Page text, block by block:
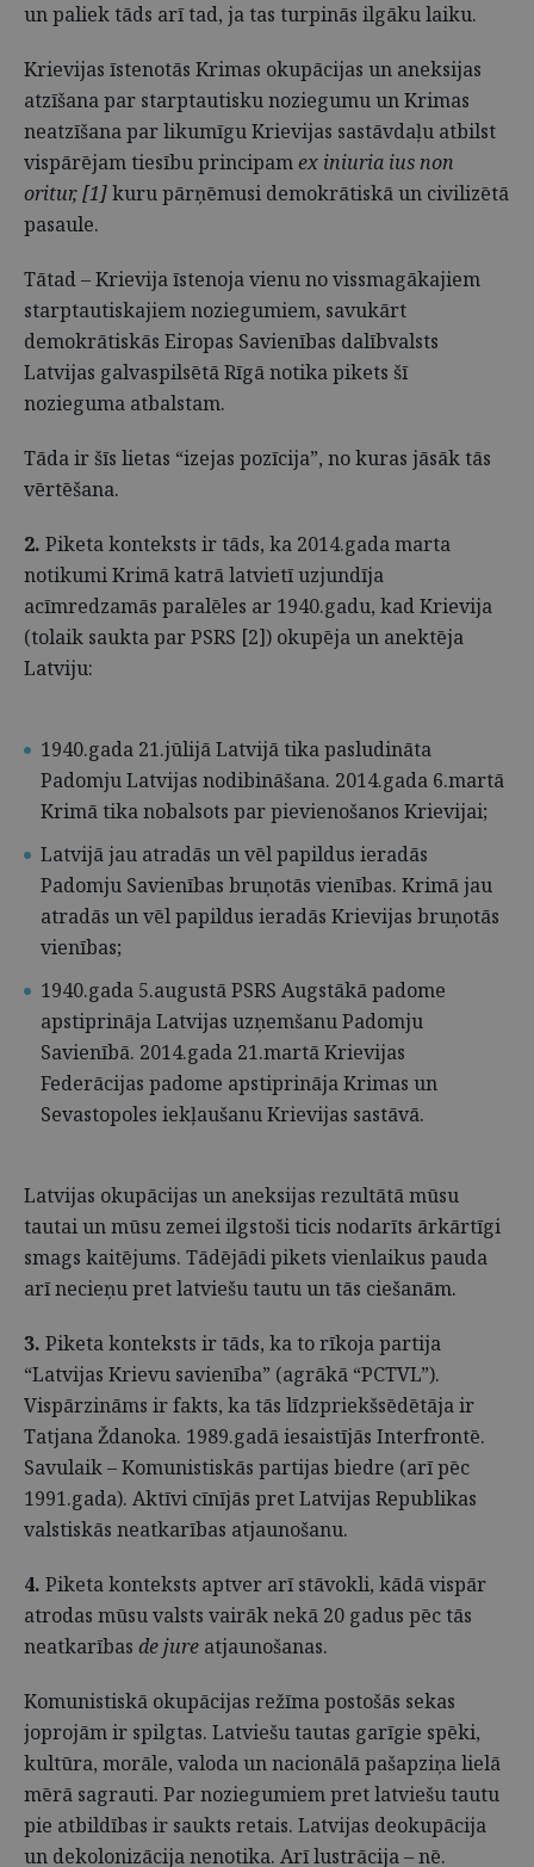
un paliek tāds arī tad, ja tas turpinās ilgāku laiku.
Krievijas īstenotās Krimas okupācijas un aneksijas
atzīšana par starptautisku noziegumu un Krimas
neatzīšana par likumīgu Krievijas sastāvdaļu atbilst
vispārējam tiesību principamex iniuria ius non
oritur, [1]kuru pārņēmusi demokrātiskā un civilizētā
pasaule.
Tātad – Krievija īstenoja vienu no vissmagākajiem
starptautiskajiem noziegumiem, savukārt
demokrātiskās Eiropas Savienības dalībvalsts
Latvijas galvaspilsētā Rīgā notika pikets šī
nozieguma atbalstam.
Tāda ir šīs lietas “izejas pozīcija”, no kuras jāsāk tās
vērtēšana.
2. Piketa konteksts ir tāds, ka 2014.gada marta
notikumi Krimā katrā latvietī uzjundīja
acīmredzamās paralēles ar 1940.gadu, kad Krievija
(tolaik saukta par PSRS [2]) okupēja un anektēja
Latviju:
1940.gada 21.jūlijā Latvijā tika pasludināta
Padomju Latvijas nodibināšana. 2014.gada 6.martā
Krimā tika nobalsots par pievienošanos Krievijai;
Latvijā jau atradās un vēl papildus ieradās
Padomju Savienības bruņotās vienības. Krimā jau
atradās un vēl papildus ieradās Krievijas bruņotās
vienības;
1940.gada 5.augustā PSRS Augstākā padome
apstiprināja Latvijas uzņemšanu Padomju
Savienībā. 2014.gada 21.martā Krievijas
Federācijas padome apstiprināja Krimas un
Sevastopoles iekļaušanu Krievijas sastāvā.
Latvijas okupācijas un aneksijas rezultātā mūsu
tautai un mūsu zemei ilgstoši ticis nodarīts ārkārtīgi
smags kaitējums. Tādējādi pikets vienlaikus pauda
arī necieņu pret latviešu tautu un tās ciešanām.
3. Piketa konteksts ir tāds, ka to rīkoja partija
“Latvijas Krievu savienība” (agrākā “PCTVL”).
Vispārzināms ir fakts, ka tās līdzpriekšsēdētāja ir
Tatjana Ždanoka. 1989.gadā iesaistījās Interfrontē.
Savulaik – Komunistiskās partijas biedre (arī pēc
1991.gada). Aktīvi cīnījās pret Latvijas Republikas
valstiskās neatkarības atjaunošanu.
4. Piketa konteksts aptver arī stāvokli, kādā vispār
atrodas mūsu valsts vairāk nekā 20 gadus pēc tās
neatkarības de jure atjaunošanas.
Komunistiskā okupācijas režīma postošās sekas
joprojām ir spilgtas. Latviešu tautas garīgie spēki,
kultūra, morāle, valoda un nacionālā pašapziņa lielā
mērā sagrauti. Par noziegumiem pret latviešu tautu
pie atbildības ir saukts retais. Latvijas deokupācija
un dekolonizācija nenotika. Arī lustrācija – nē.